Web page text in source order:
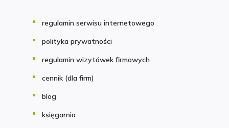
regulamin serwisu internetowego
polityka prywatności
regulamin wizytówek firmowych
cennik (dla firm)
blog
księgarnia